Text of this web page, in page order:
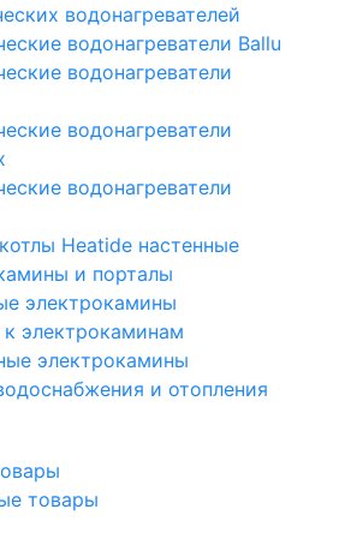
водонагревателей
водонагреватели Ballu
водонагреватели
водонагреватели
водонагреватели
Heatide настенные
и порталы
электрокамины
электрокаминам
электрокамины
и отопления
товары